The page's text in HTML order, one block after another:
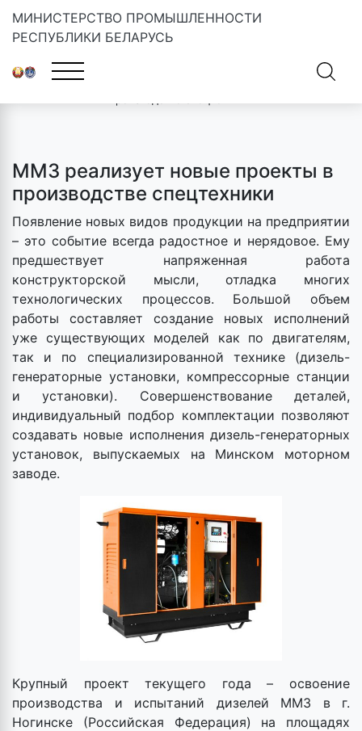
МИНИСТЕРСТВО ПРОМЫШЛЕННОСТИ
РЕСПУБЛИКИ БЕЛАРУСЬ
Главная»
ММЗ реализует новые проекты в
производстве спецтехники
Появление новых видов продукции на предприятии
– это событие всегда радостное и нерядовое. Ему
предшествует напряженная работа
конструкторской мысли, отладка многих
технологических процессов. Большой объем
работы составляет создание новых исполнений
уже существующих моделей как по двигателям,
так и по специализированной технике (дизель-
генераторные установки, компрессорные станции
и установки). Совершенствование деталей,
индивидуальный подбор комплектации позволяют
создавать новые исполнения дизель-генераторных
установок, выпускаемых на Минском моторном
заводе.
Крупный проект текущего года – освоение
производства и испытаний дизелей ММЗ в г.
Ногинске (Российская Федерация) на площадях